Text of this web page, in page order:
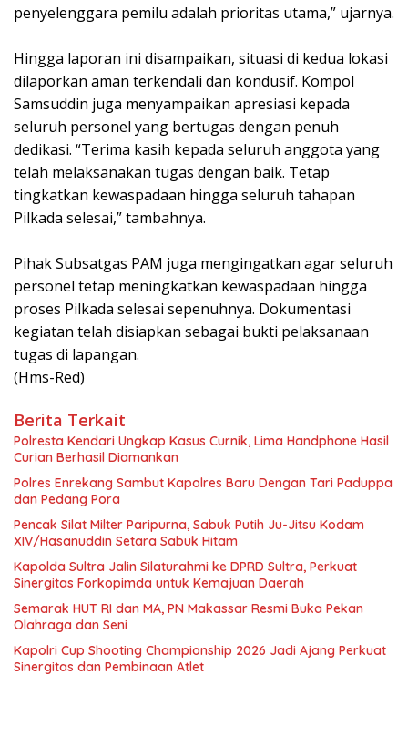
penyelenggara pemilu adalah prioritas utama,” ujarnya.
Hingga laporan ini disampaikan, situasi di kedua lokasi
dilaporkan aman terkendali dan kondusif. Kompol
Samsuddin juga menyampaikan apresiasi kepada
seluruh personel yang bertugas dengan penuh
dedikasi. “Terima kasih kepada seluruh anggota yang
telah melaksanakan tugas dengan baik. Tetap
tingkatkan kewaspadaan hingga seluruh tahapan
Pilkada selesai,” tambahnya.
Pihak Subsatgas PAM juga mengingatkan agar seluruh
personel tetap meningkatkan kewaspadaan hingga
proses Pilkada selesai sepenuhnya. Dokumentasi
kegiatan telah disiapkan sebagai bukti pelaksanaan
tugas di lapangan.
(Hms-Red)
Berita Terkait
Polresta Kendari Ungkap Kasus Curnik, Lima Handphone Hasil
Curian Berhasil Diamankan
Polres Enrekang Sambut Kapolres Baru Dengan Tari Paduppa
dan Pedang Pora
Pencak Silat Milter Paripurna, Sabuk Putih Ju-Jitsu Kodam
XIV/Hasanuddin Setara Sabuk Hitam
Kapolda Sultra Jalin Silaturahmi ke DPRD Sultra, Perkuat
Sinergitas Forkopimda untuk Kemajuan Daerah
Semarak HUT RI dan MA, PN Makassar Resmi Buka Pekan
Olahraga dan Seni
Kapolri Cup Shooting Championship 2026 Jadi Ajang Perkuat
Sinergitas dan Pembinaan Atlet